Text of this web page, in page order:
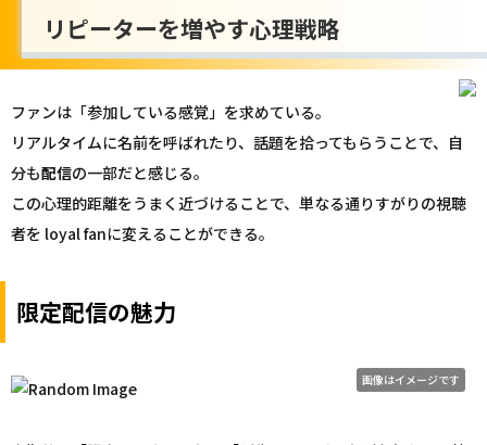
リピーターを増やす心理戦略
ファンは「参加している感覚」を求めている。
リアルタイムに名前を呼ばれたり、話題を拾ってもらうことで、自
分も配信の一部だと感じる。
この心理的距離をうまく近づけることで、単なる通りすがりの視聴
者を loyal fanに変えることができる。
限定配信の魅力
画像はイメージです